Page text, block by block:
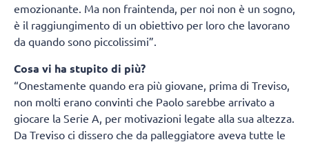
emozionante. Ma non fraintenda, per noi non è un sogno,
è il raggiungimento di un obiettivo per loro che lavorano
da quando sono piccolissimi”.
Cosa vi ha stupito di più?
“Onestamente quando era più giovane, prima di Treviso,
non molti erano convinti che Paolo sarebbe arrivato a
giocare la Serie A, per motivazioni legate alla sua altezza.
Da Treviso ci dissero che da palleggiatore aveva tutte le